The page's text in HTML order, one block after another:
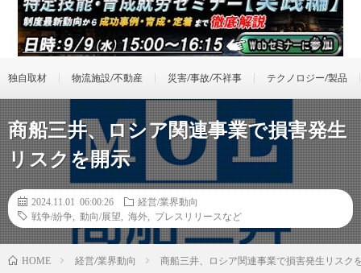
独自取材 物流施設/不動産 災害/事故/不祥事 テクノロジー/製品
商船三井、ロシア関連事業で損害発生
リスクを開示
2024.11.01 06:00:26
経営/業界動向
戦争/紛争
動向/展望 海外 プレスリリースなど
HOME 経営/業界動向 商船三井、ロシア関連事業で損害発生リスク